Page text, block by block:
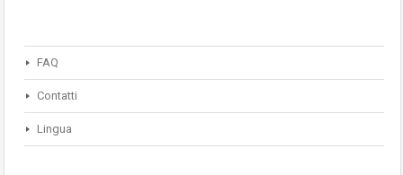
FAQ
Contatti
Lingua